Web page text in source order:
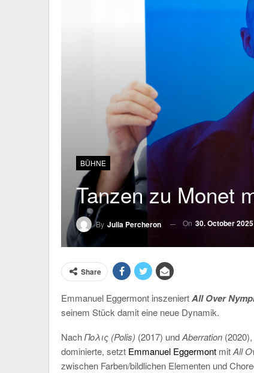
BÜHNE
Tanzen zu Monet
By Julia Percheron On 30. October 2025
Share
Emmanuel Eggermont inszeniertAll Over
seinem Stück damit eine neue Dynamik.
NachΠολις (Polis) (2017) undAberration
dominierte, setzt Emmanuel Eggermont mitAll
zwischen Farben/bildlichen Elementen und